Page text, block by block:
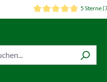
5 Sterne